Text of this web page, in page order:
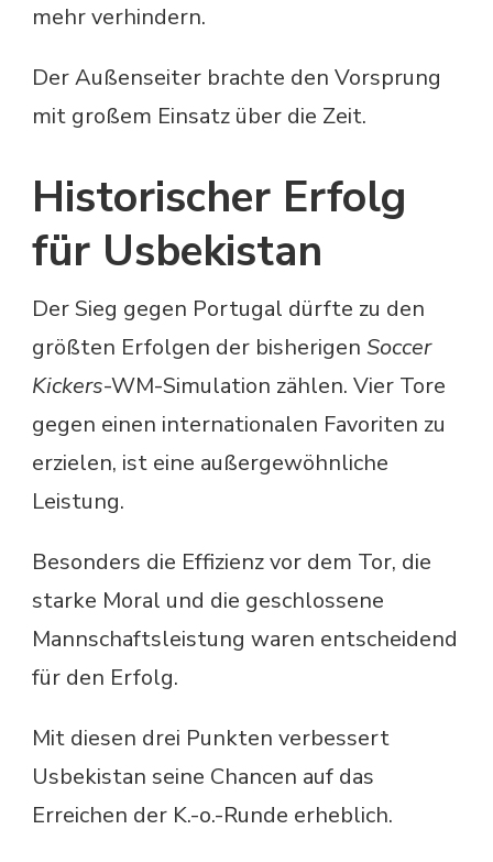
mehr verhindern.
Der Außenseiter brachte den Vorsprung
mit großem Einsatz über die Zeit.
Historischer Erfolg
für Usbekistan
Der Sieg gegen Portugal dürfte zu den
größten Erfolgen der bisherigen Soccer
Kickers-WM-Simulation zählen. Vier Tore
gegen einen internationalen Favoriten zu
erzielen, ist eine außergewöhnliche
Leistung.
Besonders die Effizienz vor dem Tor, die
starke Moral und die geschlossene
Mannschaftsleistung waren entscheidend
für den Erfolg.
Mit diesen drei Punkten verbessert
Usbekistan seine Chancen auf das
Erreichen der K.-o.-Runde erheblich.